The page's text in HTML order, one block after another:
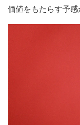
価値をもたらす予感